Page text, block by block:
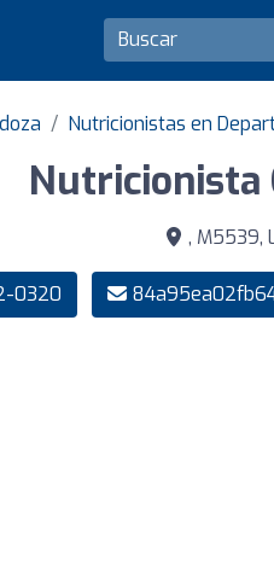
Nutricionistas en
Nutricionista
, M5539,
0320